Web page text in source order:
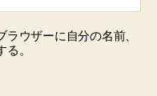
ウザーに自分の名前、
。